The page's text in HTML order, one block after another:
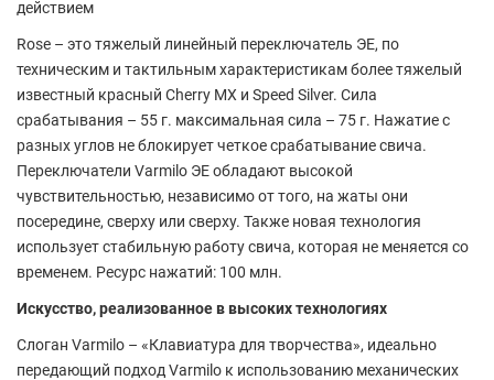
действием
Rose – это тяжелый линейный переключатель ЭЕ, по
техническим и тактильным характеристикам более тяжелый
известный красный Cherry MX и Speed ​​Silver. Сила
срабатывания – 55 г. максимальная сила – 75 г. Нажатие с
разных углов не блокирует четкое срабатывание свича.
Переключатели Varmilo ЭЕ обладают высокой
чувствительностью, независимо от того, на жаты они
посередине, сверху или сверху. Также новая технология
использует стабильную работу свича, которая не меняется со
временем. Ресурс нажатий: 100 млн.
Искусство, реализованное в высоких технологиях
Слоган Varmilo – «Клавиатура для творчества», идеально
передающий подход Varmilo к использованию механических